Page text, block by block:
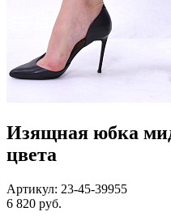
Изящная юбка
цвета
Артикул: 23-45-39955
6 820 руб.